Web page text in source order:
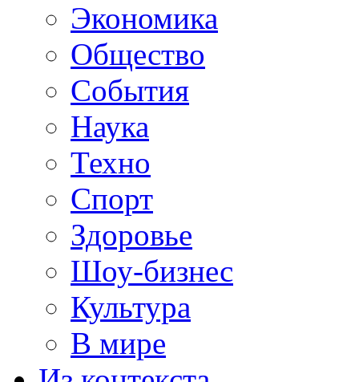
Экономика
Общество
События
Наука
Техно
Спорт
Здоровье
Шоу-бизнес
Культура
В мире